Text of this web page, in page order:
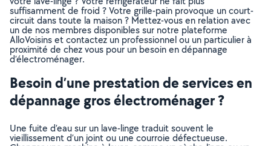
suffisamment de froid ? Votre grille-pain provoque un court-
circuit dans toute la maison ? Mettez-vous en relation avec
un de nos membres disponibles sur notre plateforme
AlloVoisins et contactez un professionnel ou un particulier à
proximité de chez vous pour un besoin en dépannage
d’électroménager.
Besoin d’une prestation de services en
dépannage gros électroménager ?
Une fuite d’eau sur un lave-linge traduit souvent le
vieillissement d’un joint ou une courroie défectueuse.